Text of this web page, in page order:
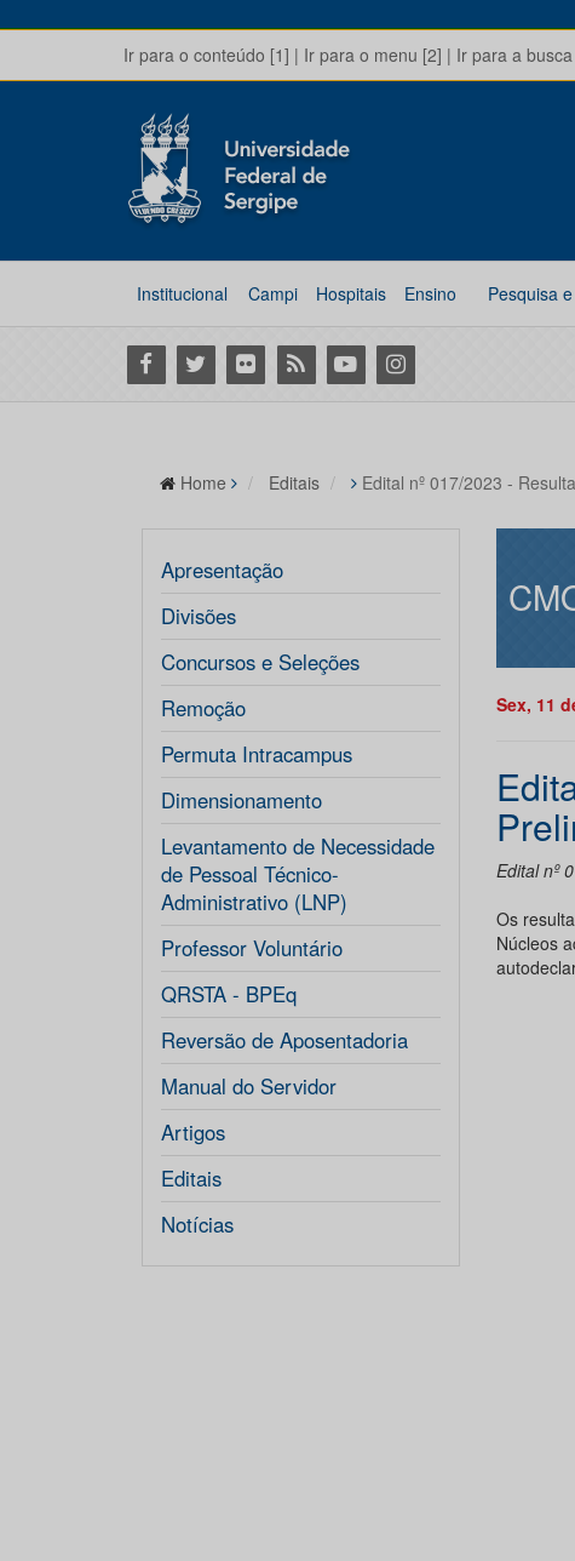
Ir para o conteúdo [1] | Ir para o menu [2] | Ir para a
Institucional Campi Hospitais Ensino Pesquisa
Facebook
Twitter Flickr RSS YoutubeInstagram
Home Editais Edital nº 017/2023 -
Apresentação
Divisões
Concursos e Seleções
Remoção
Permuta Intracampus
Dimensionamento
Levantamento de Necessidade
de Pessoal Técnico-
Administrativo (LNP)
Professor Voluntário
QRSTA - BPEq
Reversão de Aposentadoria
Manual do Servidor
Artigos
Editais
Notícias
Sex, 11
Edital nº
Os
Núcleos